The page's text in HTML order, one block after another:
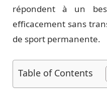
répondent à un
efficacement sans
de sport permanente.
Table of Contents